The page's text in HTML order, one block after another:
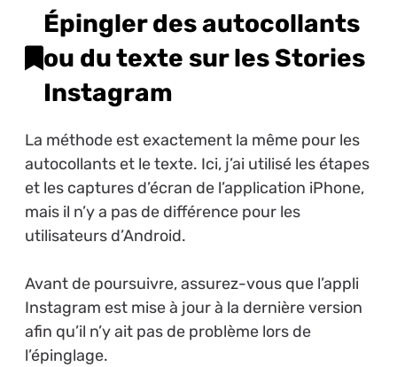
Épingler des autocollants
ou du texte sur les Stories
Instagram
La méthode est exactement la même pour les
autocollants et le texte. Ici, j’ai utilisé les étapes
et les captures d’écran de l’application iPhone,
mais il n’y a pas de différence pour les
utilisateurs d’Android.
Avant de poursuivre, assurez-vous que l’appli
Instagram est mise à jour à la dernière version
afin qu’il n’y ait pas de problème lors de
l’épinglage.